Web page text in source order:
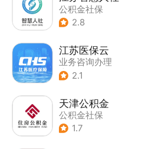
公积金社保
2.8
江苏医保云
业务咨询办理
| 公积金社保
2.1
天津公积金
公积金社保
1.7